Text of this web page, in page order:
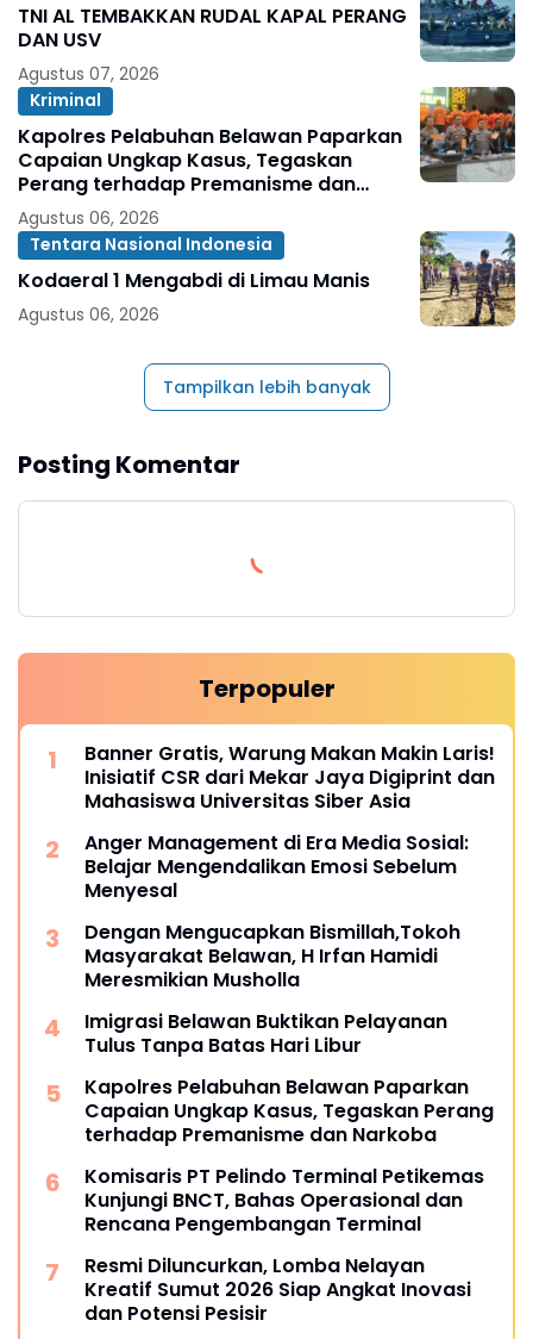
TNI AL TEMBAKKAN RUDAL KAPAL PERANG
DAN USV
Agustus 07, 2026
Kriminal
Kapolres Pelabuhan Belawan Paparkan
Capaian Ungkap Kasus, Tegaskan
Perang terhadap Premanisme dan
Narkoba
Agustus 06, 2026
Tentara Nasional Indonesia
Kodaeral 1 Mengabdi di Limau Manis
Agustus 06, 2026
Tampilkan lebih banyak
Posting Komentar
Terpopuler
Banner Gratis, Warung Makan Makin Laris!
Inisiatif CSR dari Mekar Jaya Digiprint dan
Mahasiswa Universitas Siber Asia
Anger Management di Era Media Sosial:
Belajar Mengendalikan Emosi Sebelum
Menyesal
Dengan Mengucapkan Bismillah,Tokoh
Masyarakat Belawan, H Irfan Hamidi
Meresmikian Musholla
Imigrasi Belawan Buktikan Pelayanan
Tulus Tanpa Batas Hari Libur
Kapolres Pelabuhan Belawan Paparkan
Capaian Ungkap Kasus, Tegaskan Perang
terhadap Premanisme dan Narkoba
Komisaris PT Pelindo Terminal Petikemas
Kunjungi BNCT, Bahas Operasional dan
Rencana Pengembangan Terminal
Resmi Diluncurkan, Lomba Nelayan
Kreatif Sumut 2026 Siap Angkat Inovasi
dan Potensi Pesisir